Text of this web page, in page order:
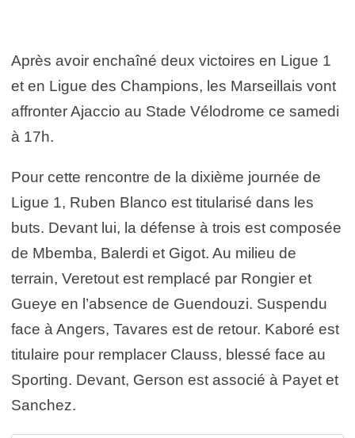
Après avoir enchaîné deux victoires en Ligue 1
et en Ligue des Champions, les Marseillais vont
affronter Ajaccio au Stade Vélodrome ce samedi
à 17h.
Pour cette rencontre de la dixième journée de
Ligue 1, Ruben Blanco est titularisé dans les
buts. Devant lui, la défense à trois est composée
de Mbemba, Balerdi et Gigot. Au milieu de
terrain, Veretout est remplacé par Rongier et
Gueye en l’absence de Guendouzi. Suspendu
face à Angers, Tavares est de retour. Kaboré est
titulaire pour remplacer Clauss, blessé face au
Sporting. Devant, Gerson est associé à Payet et
Sanchez.